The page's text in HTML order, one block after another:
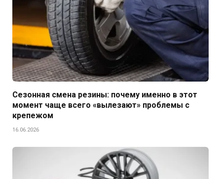
Сезонная смена резины: почему именно в этот
момент чаще всего «вылезают» проблемы с
крепежом
16.06.2026